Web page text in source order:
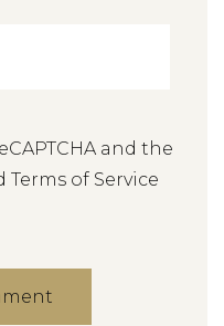
and the
Terms of Service